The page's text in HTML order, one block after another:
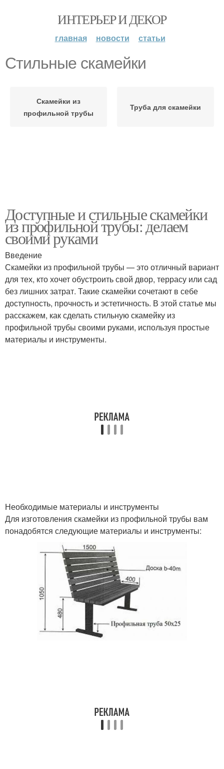
ИНТЕРЬЕР И ДЕКОР
главная новости статьи
Стильные скамейки
Скамейки из
профильной трубы
Труба для скамейки
Доступные и стильные скамейки
из профильной трубы: делаем
своими руками
Введение
Скамейки из профильной трубы — это отличный вариант
для тех, кто хочет обустроить свой двор, террасу или сад
без лишних затрат. Такие скамейки сочетают в себе
доступность, прочность и эстетичность. В этой статье мы
расскажем, как сделать стильную скамейку из
профильной трубы своими руками, используя простые
материалы и инструменты.
Необходимые материалы и инструменты
Для изготовления скамейки из профильной трубы вам
понадобятся следующие материалы и инструменты: